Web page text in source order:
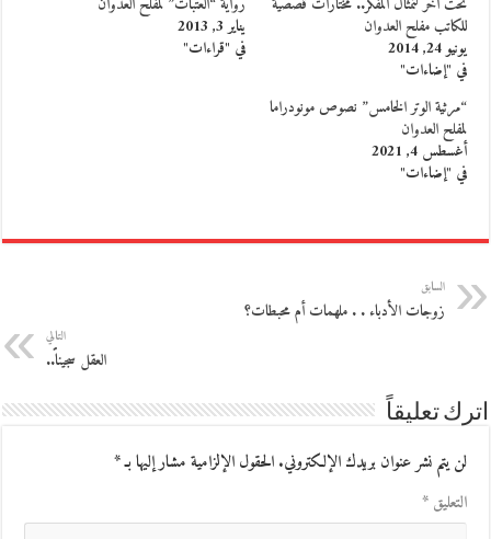
للكاتب مفلح العدوان
يونيو 24, 2014
في "إضاءات"
يناير 3, 2013
في "قراءات"
“مرثية الوتر الخامس” نصوص مونودراما
لمفلح العدوان
أغسطس 4, 2021
في "إضاءات"
السابق
زوجات الأدباء . . ملهمات أم محبطات؟
التالي
العقل سجيناًً..
اترك تعليقاً
لن يتم نشر عنوان بريدك الإلكتروني.الحقول الإلزامية مشار إليها بـ*
التعليق*